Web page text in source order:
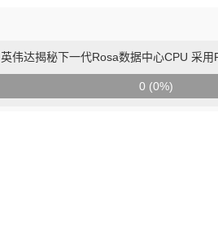
英伟达揭秘下一代Rosa数据中心CPU 采
0 (0%)